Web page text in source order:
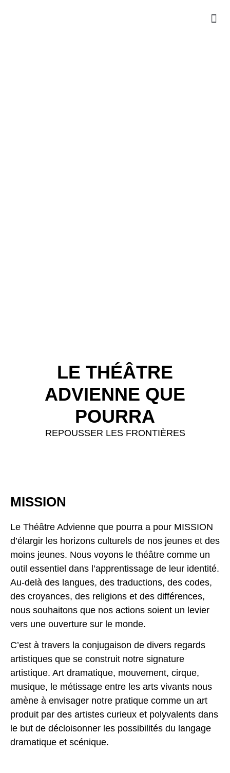
LE THÉÂTRE
ADVIENNE QUE
POURRA
REPOUSSER LES FRONTIÈRES
MISSION
Le Théâtre Advienne que pourra a pour MISSION
d’élargir les horizons culturels de nos jeunes et des
moins jeunes. Nous voyons le théâtre comme un
outil essentiel dans l’apprentissage de leur identité.
Au-delà des langues, des traductions, des codes,
des croyances, des religions et des différences,
nous souhaitons que nos actions soient un levier
vers une ouverture sur le monde.
C’est à travers la conjugaison de divers regards
artistiques que se construit notre signature
artistique. Art dramatique, mouvement, cirque,
musique, le métissage entre les arts vivants nous
amène à envisager notre pratique comme un art
produit par des artistes curieux et polyvalents dans
le but de décloisonner les possibilités du langage
dramatique et scénique.